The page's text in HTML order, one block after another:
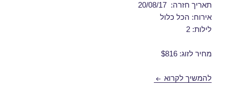
תאריך חזרה: 20/08/17
אירוח: הכל כלול
לילות: 2
מחיר לזוג: $816
להמשיך לקרוא חבילות נופש לרודוס באוגוסט 19/08/2017